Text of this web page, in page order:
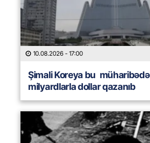
10.08.2026 - 17:00
Şimali Koreya bu
milyardlarla dollar qazanıb